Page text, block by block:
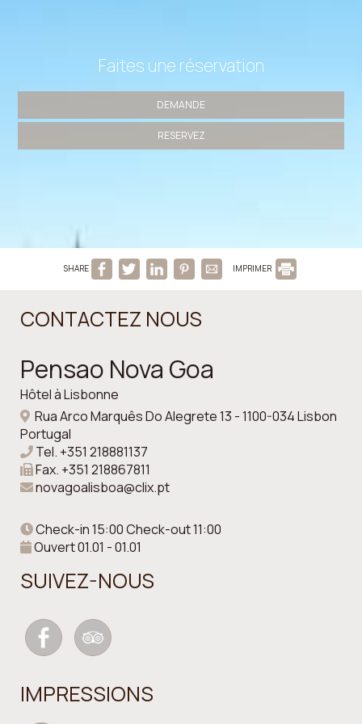
Faites une réservation
DEMANDE
RESERVEZ
SHARE IMPRIMER
CONTACTEZ NOUS
Pensao Nova Goa
Hôtel à Lisbonne
Rua Arco Marquês Do Alegrete 13 - 1100-034 Lisbon
Portugal
Tel. +351 218881137
Fax. +351 218867811
novagoalisboa@clix.pt
Check-in 15:00 Check-out 11:00
Ouvert 01.01 - 01.01
SUIVEZ-NOUS
IMPRESSIONS